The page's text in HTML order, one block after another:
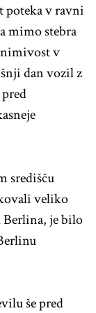
v ravni
mimo stebra
v
dan vozil z
središču
veliko
Berlina, je bilo
še pred